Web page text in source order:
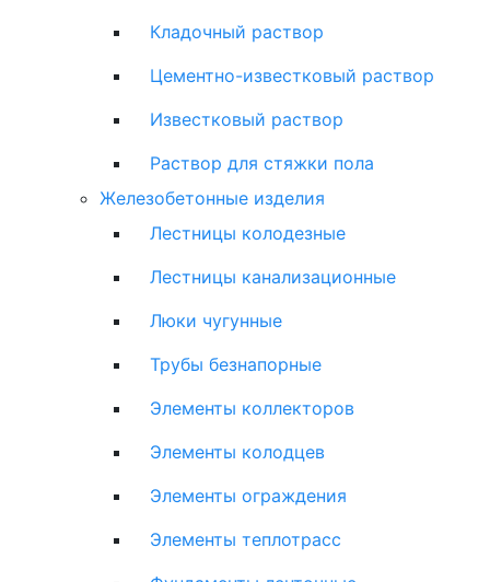
Кладочный раствор
Цементно-известковый раствор
Известковый раствор
Раствор для стяжки пола
Железобетонные изделия
Лестницы колодезные
Лестницы канализационные
Люки чугунные
Трубы безнапорные
Элементы коллекторов
Элементы колодцев
Элементы ограждения
Элементы теплотрасс